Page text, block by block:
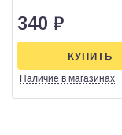
340 ₽
Наличие в магазинах
КУПИТЬ